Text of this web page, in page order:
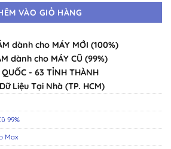
VÀO GIỎ HÀNG
dành cho MÁY MỚI (100%)
dành cho MÁY CŨ (99%)
- 63 TỈNH THÀNH
Liệu Tại Nhà (TP. HCM)
99%
Max